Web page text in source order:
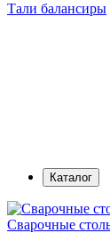
Тали балансиры
Каталог
Сварочные